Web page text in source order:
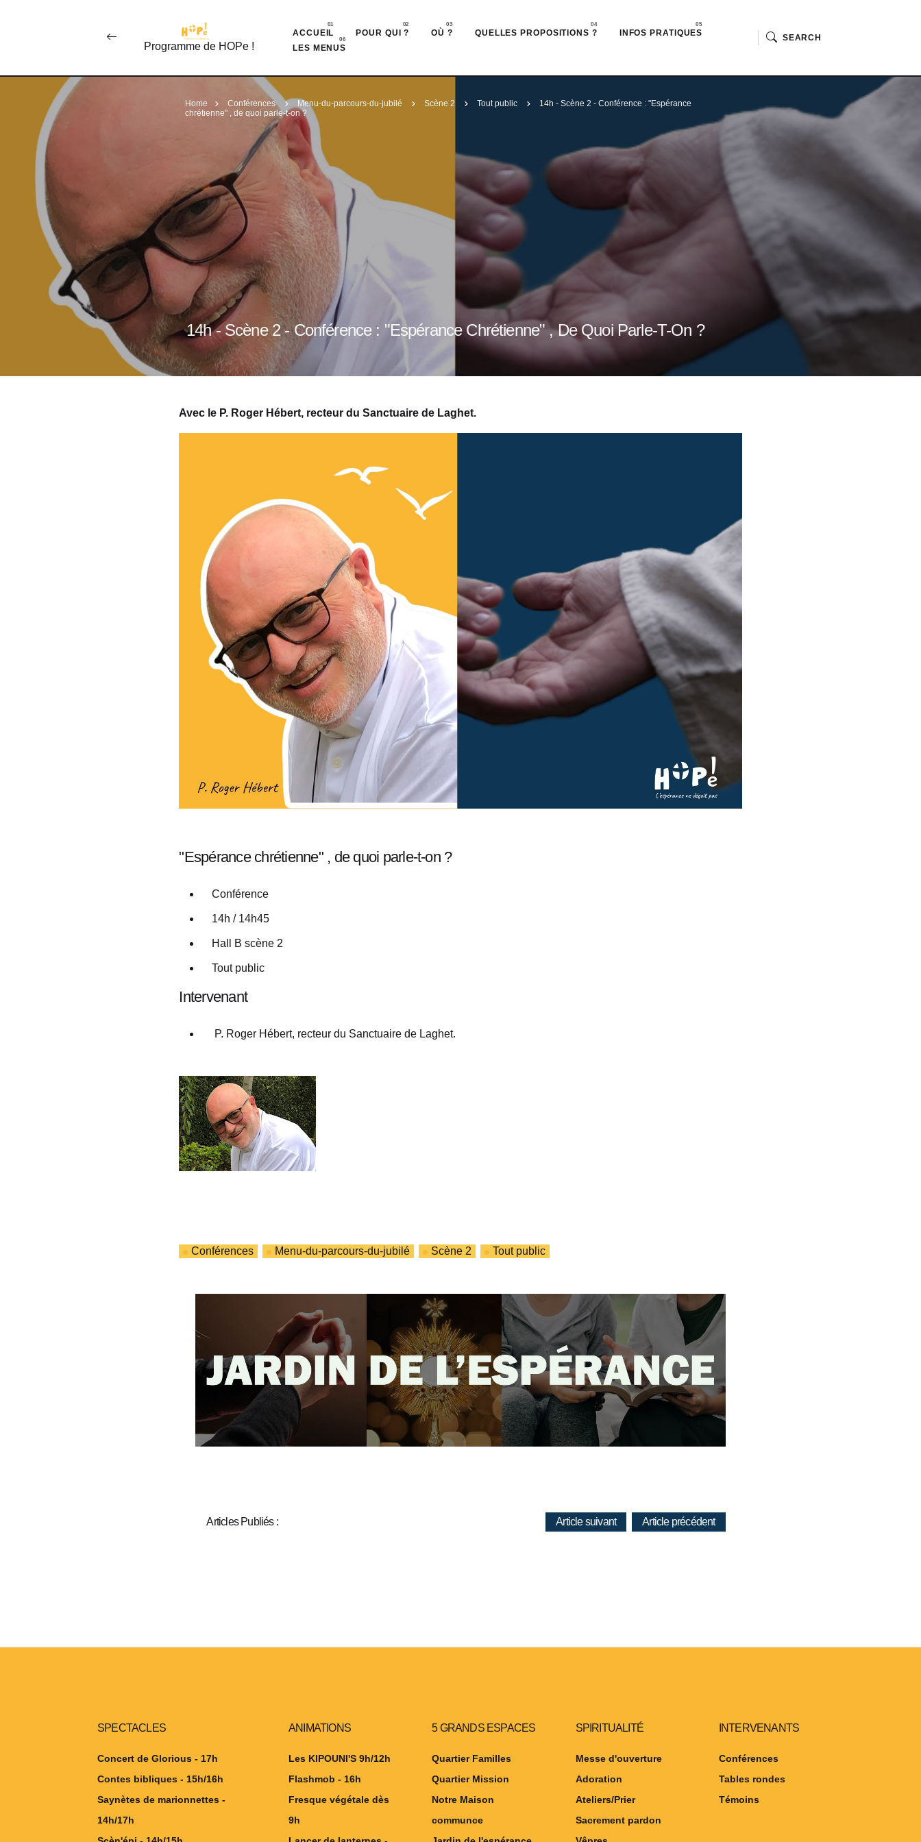
Programme de HOPe !
ACCUEIL POUR QUI ? OÙ ? QUELLES PROPOSITIONS ?
INFOS PRATIQUES
LES MENUS
SEARCH
Home Conférences Menu-du-parcours-du-jubilé Scène 2 Tout public
14h - Scène 2 - Conférence : "Espérance
chrétienne" , de quoi parle-t-on ?
14h - Scène 2 - Conférence : "Espérance Chrétienne" , De Quoi Parle-T-On ?
Avec le P. Roger Hébert, recteur du Sanctuaire de Laghet.
"Espérance chrétienne" , de quoi parle-t-on ?
Conférence
14h / 14h45
Hall B scène 2
Tout public
Intervenant
P. Roger Hébert, recteur du Sanctuaire de Laghet.
Conférences Menu-du-parcours-du-jubilé Scène 2 Tout public
Articles Publiés : Article suivant Article précédent
SPECTACLES
Concert de Glorious - 17h
Contes bibliques - 15h/16h
Saynètes de marionnettes -
14h/17h
ANIMATIONS
Les KIPOUNI'S 9h/12h
Flashmob - 16h
Fresque végétale dès
9h
5 GRANDS ESPACES
Quartier Familles
Quartier Mission
Notre Maison
communce
SPIRITUALITÉ
Messe d'ouverture
Adoration
Ateliers/Prier
Sacrement pardon
INTERVENANTS
Conférences
Tables rondes
Témoins